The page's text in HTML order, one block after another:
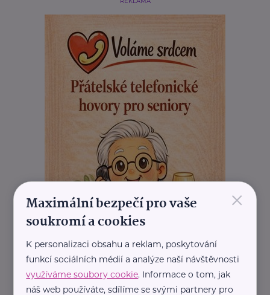
×
Maximální bezpečí pro vaše
soukromí a cookies
K personalizaci obsahu a reklam, poskytování
funkcí sociálních médií a analýze naší návštěvnosti
využíváme soubory cookie. Informace o tom, jak
náš web používáte, sdílíme se svými partnery pro